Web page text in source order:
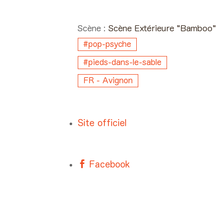
Scène :Scène Extérieure "Bamboo"
#pop-psyche
#pieds-dans-le-sable
FR - Avignon
Site officiel
Facebook